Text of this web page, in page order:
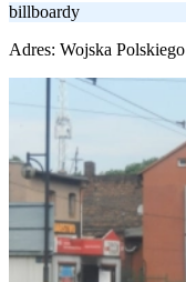
billboardy
Adres: Wojska